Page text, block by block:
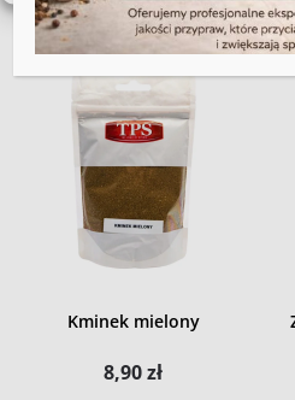
Kminek mielony
8,90zł